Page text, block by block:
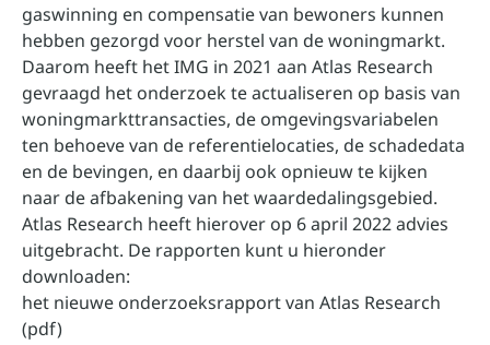
gaswinning en compensatie van bewoners kunnen
hebben gezorgd voor herstel van de woningmarkt.
Daarom heeft het IMG in 2021 aan Atlas Research
gevraagd het onderzoek te actualiseren op basis van
woningmarkttransacties, de omgevingsvariabelen
ten behoeve van de referentielocaties, de schadedata
en de bevingen, en daarbij ook opnieuw te kijken
naar de afbakening van het waardedalingsgebied.
Atlas Research heeft hierover op 6 april 2022 advies
uitgebracht. De rapporten kunt u hieronder
downloaden:
het nieuwe onderzoeksrapport van Atlas Research
(pdf)